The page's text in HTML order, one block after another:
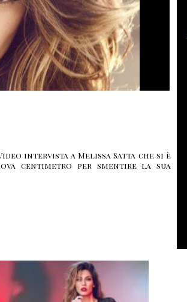
intervista a Melissa Satta che si è
centimetro per smentire la sua